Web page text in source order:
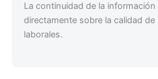
La continuidad de la información
directamente sobre la calidad de
laborales.